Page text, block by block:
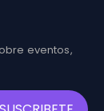
eventos,